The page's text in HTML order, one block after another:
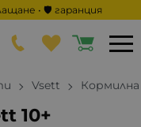
• 🛡️ гаранция
Vsett
10+